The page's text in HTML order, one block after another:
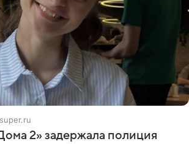
super.ru
2» задержала полиция